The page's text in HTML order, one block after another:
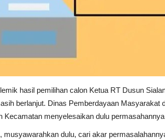
hasil pemilihan calon Ketua RT Dusun
berlanjut. Dinas Pemberdayaan Masyarakat
Kecamatan menyelesaikan dulu
musyawarahkan dulu, cari akar